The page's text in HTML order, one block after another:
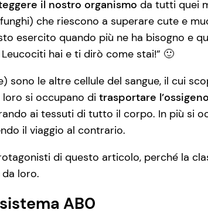
il nostro organismo da tutti quei
che riescono a superare cute e
esercito quando più ne ha bisogno e
hai e ti dirò come stai!” 🙂
sono le altre cellule del sangue, il cui
loro si occupano di trasportare l’ossigeno
ai tessuti di tutto il corpo. In più si
il viaggio al contrario.
di questo articolo, perché la
loro.
AB0